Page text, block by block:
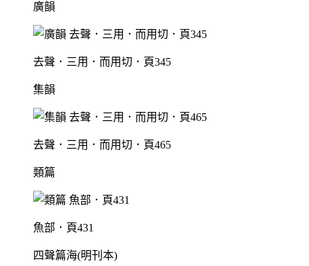
廣韻
去聲．三用．而用切．頁345
集韻
去聲．三用．而用切．頁465
類篇
魚部．頁431
四聲篇海(明刊本)